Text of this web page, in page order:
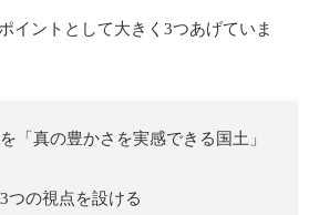
イントとして大きく3つあげていま
「真の豊かさを実感できる国土」
つの視点を設ける